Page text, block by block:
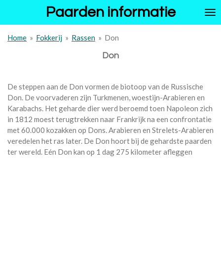
de
Paarden informatie
Home » Fokkerij » Rassen » Don
Don
De steppen aan de Don vormen de biotoop van de Russische
Don. De voorvaderen zijn Turkmenen, woestijn-Arabieren en
Karabachs. Het geharde dier werd beroemd toen Napoleon zich
in 1812 moest terugtrekken naar Frankrijk na een confrontatie
met 60.000 kozakken op Dons. Arabieren en Strelets-Arabieren
veredelen het ras later. De Don hoort bij de gehardste paarden
ter wereld. Eén Don kan op 1 dag 275 kilometer afleggen